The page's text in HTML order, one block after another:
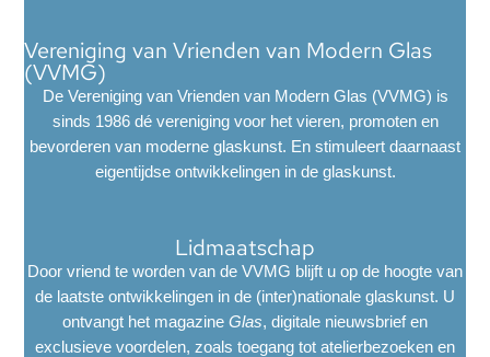
Vereniging van Vrienden van Modern Glas
(VVMG)
De Vereniging van Vrienden van Modern Glas (VVMG) is
sinds 1986 dé vereniging voor het vieren, promoten en
bevorderen van moderne glaskunst. En stimuleert daarnaast
eigentijdse ontwikkelingen in de glaskunst.
Lidmaatschap
Door vriend te worden van de VVMG blijft u op de hoogte van
de laatste ontwikkelingen in de (inter)nationale glaskunst. U
ontvangt het magazine Glas, digitale nieuwsbrief en
exclusieve voordelen, zoals toegang tot atelierbezoeken en